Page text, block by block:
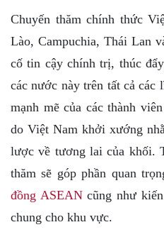
Chuyến thăm chính thức
Lào, Campuchia, Thái Lan
cố tin cậy chính trị, thúc
các nước này trên tất cả
mạnh mẽ của các thành
do Việt Nam khởi xướng
lược về tương lai của khối.
thăm sẽ góp phần quan
đồng ASEANcũng như
chung cho khu vực.